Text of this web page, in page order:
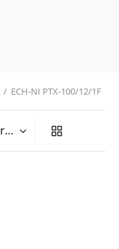
/ ECH-NI PTX-100/12/1F